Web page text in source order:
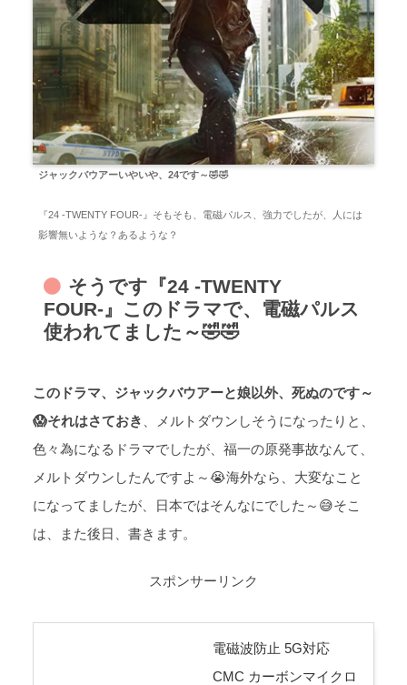
ジャックバウアーいやいや、24です～🤣🤣
『24 -TWENTY FOUR-』そもそも、電磁パルス、強力でしたが、人には
影響無いような？あるような？
そうです『24 -TWENTY
FOUR-』このドラマで、電磁パルス
使われてました～🤣🤣
このドラマ、ジャックバウアーと娘以外、死ぬのです～
😱それはさておき
、メルトダウンしそうになったりと、
色々為になるドラマでしたが、福一の原発事故なんて、
メルトダウンしたんですよ～😭海外なら、大変なこと
になってましたが、日本ではそんなにでした～😅そこ
は、また後日、書きます。
スポンサーリンク
電磁波防止 5G対応
CMC カーボンマイクロ